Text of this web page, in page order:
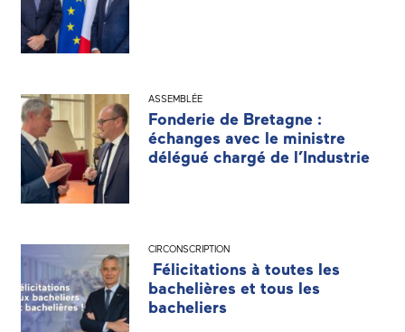
ASSEMBLÉE
Fonderie de Bretagne :
échanges avec le ministre
délégué chargé de l’Industrie
CIRCONSCRIPTION
Félicitations à toutes les
bachelières et tous les
bacheliers